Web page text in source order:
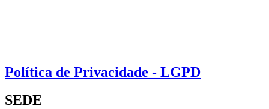
Política de Privacidade - LGPD
SEDE